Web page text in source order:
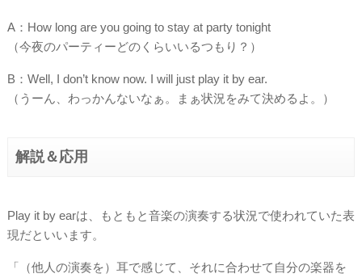
A：How long are you going to stay at party tonight
（今夜のパーティーどのくらいいるつもり？）
B：Well, I don’t know now. I will just play it by ear.
（うーん、わっかんないなぁ。まぁ状況をみて決めるよ。）
解説＆応用
Play it by earは、もともと音楽の演奏する状況で使われていた表
現だといいます。
「（他人の演奏を）耳で感じて、それに合わせて自分の楽器を